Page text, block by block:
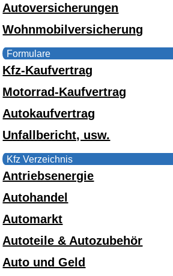
Autoversicherungen
Wohnmobilversicherung
Formulare
Kfz-Kaufvertrag
Motorrad-Kaufvertrag
Autokaufvertrag
Unfallbericht, usw.
Kfz Verzeichnis
Antriebsenergie
Autohandel
Automarkt
Autoteile & Autozubehör
Auto und Geld